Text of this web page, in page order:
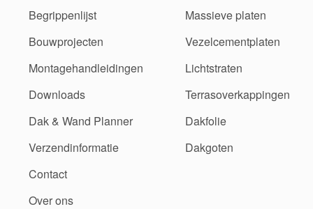
Begrippenlijst
Bouwprojecten
Montagehandleidingen
Downloads
Dak & Wand Planner
Verzendinformatie
Contact
Over ons
Massieve platen
Vezelcementplaten
Lichtstraten
Terrasoverkappingen
Dakfolie
Dakgoten